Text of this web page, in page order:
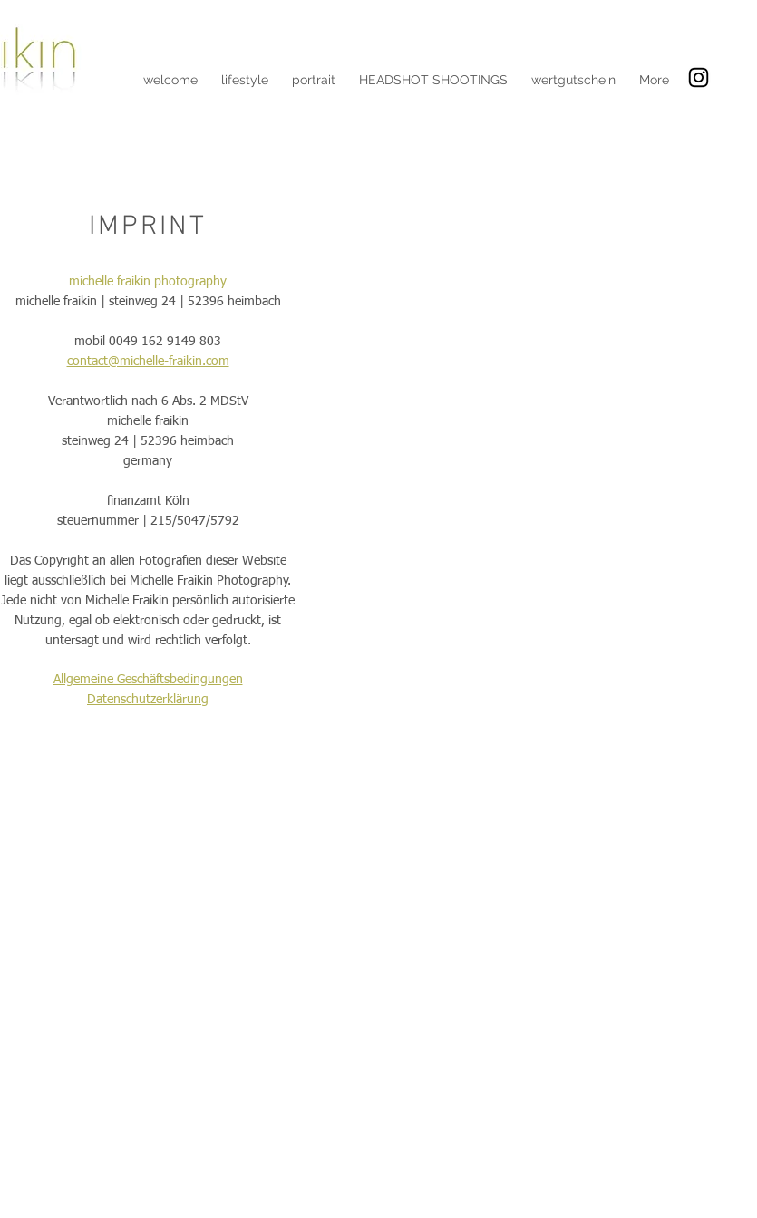
welcome lifestyle portrait HEADSHOT SHOOTINGS wertgutschein More
IMPRINT
michelle fraikin photography
michelle fraikin | steinweg 24 | 52396 heimbach
mobil 0049 162 9149 803
contact@michelle-fraikin.com
Verantwortlich nach 6 Abs. 2 MDStV
michelle fraikin
steinweg 24 | 52396 heimbach
germany
finanzamt Köln
steuernummer | 215/5047/5792
Das Copyright an allen Fotografien dieser Website
liegt ausschließlich bei Michelle Fraikin Photography.
Jede nicht von Michelle Fraikin persönlich autorisierte
Nutzung, egal ob elektronisch oder gedruckt, ist
untersagt und wird rechtlich verfolgt.
Allgemeine Geschäftsbedingungen
Datenschutzerklärung